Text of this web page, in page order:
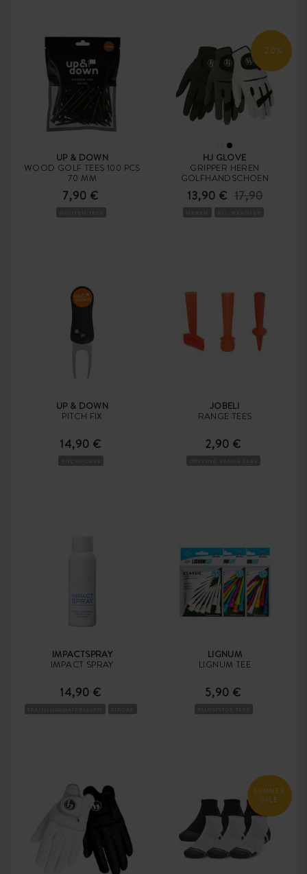
UP & DOWN
WOOD GOLF TEES 100 PCS
70 MM
7,90 €
-20%
HJ GLOVE
GRIPPER HEREN
GOLFHANDSCHOEN
13,90 € 17,90
UP & DOWN
PITCH FIX
14,90 €
JOBELI
RANGE TEES
2,90 €
IMPACTSPRAY
IMPACT SPRAY
14,90 €
LIGNUM
LIGNUM TEE
5,90 €
SUMMER
SALE